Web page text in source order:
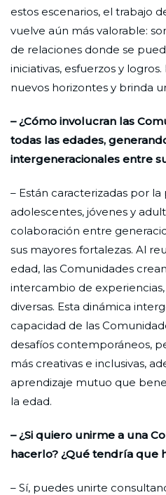
estos escenarios, el trabajo
vuelve aún más valorable:
de relaciones donde se
iniciativas, esfuerzos y
nuevos horizontes y brinda
– ¿Cómo involucran las
todas las edades,
intergeneracionales entre
– Están caracterizadas por
adolescentes, jóvenes y
colaboración entre
sus mayores fortalezas. Al
edad, las Comunidades
intercambio de
diversas. Esta dinámica
capacidad de las
desafíos contemporáneos,
más creativas e inclusivas,
aprendizaje mutuo que
la edad.
– ¿Si quiero unirme a una
hacerlo? ¿Qué tendría que
– Sí, puedes unirte